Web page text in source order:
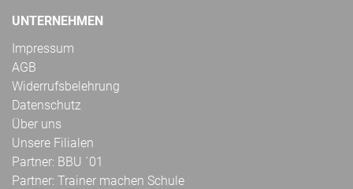
UNTERNEHMEN
Impressum
AGB
Widerrufsbelehrung
Datenschutz
Über uns
Unsere Filialen
Partner: BBU ´01
Partner: Trainer machen Schule